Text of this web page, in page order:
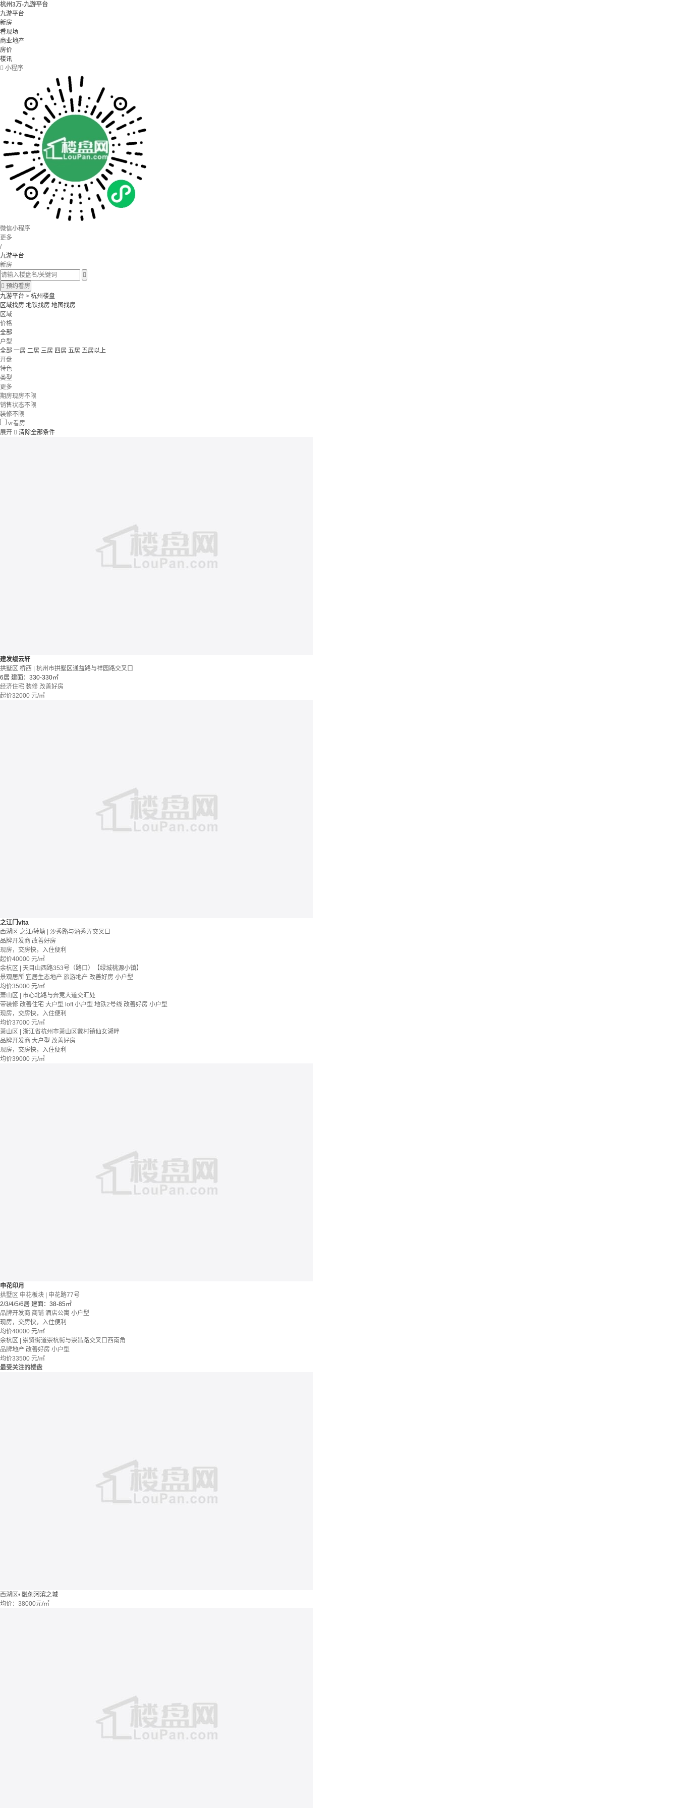
杭州3万-九游平台
九游平台
新房
看现场
商业地产
房价
楼讯
 小程序
微信小程序
更多
/
九游平台
新房

 预约看房
九游平台 > 杭州楼盘
区域找房 地铁找房 地图找房
区域
价格
全部
户型
全部 一居 二居 三居 四居 五居 五居以上
开盘
特色
类型
更多
期房现房不限
销售状态不限
装修不限
vr看房
展开  清除全部条件
建发缦云轩
拱墅区 桥西 | 杭州市拱墅区通益路与祥园路交叉口
6居 建面：330-330㎡
经济住宅 装修 改善好房
起价32000 元/㎡
之江门vita
西湖区 之江/转塘 | 沙秀路与涵秀弄交叉口
品牌开发商 改善好房
现房，交房快，入住便利
起价40000 元/㎡
余杭区 | 天目山西路353号（路口）【绿城桃源小镇】
景观居所 宜居生态地产 旅游地产 改善好房 小户型
均价35000 元/㎡
萧山区 | 市心北路与奔竞大道交汇处
带装修 改善住宅 大户型 loft 小户型 地铁2号线 改善好房 小户型
现房，交房快，入住便利
均价37000 元/㎡
萧山区 | 浙江省杭州市萧山区戴村镇仙女湖畔
品牌开发商 大户型 改善好房
现房，交房快，入住便利
均价39000 元/㎡
申花印月
拱墅区 申花板块 | 申花路77号
2/3/4/5/6居 建面：38-85㎡
品牌开发商 商铺 酒店公寓 小户型
现房，交房快，入住便利
均价40000 元/㎡
余杭区 | 崇贤街道崇杭街与崇昌路交叉口西南角
品牌地产 改善好房 小户型
均价33500 元/㎡
最受关注的楼盘
西湖区• 融创河滨之城
均价： 38000元/㎡